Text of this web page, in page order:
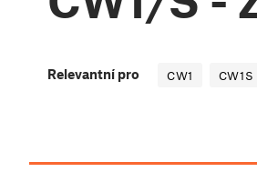
Relevantní pro CW1 CW1S